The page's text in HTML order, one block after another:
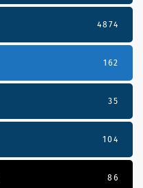
4874
162
35
104
86